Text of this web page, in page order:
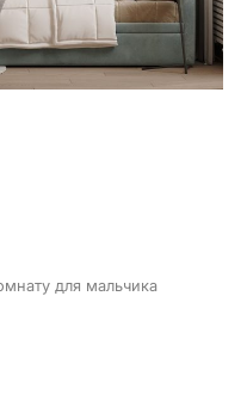
для мальчика